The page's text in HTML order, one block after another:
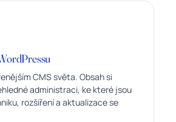
CMS světa. Obsah si
administraci, ke které jsou
rozšíření a aktualizace se